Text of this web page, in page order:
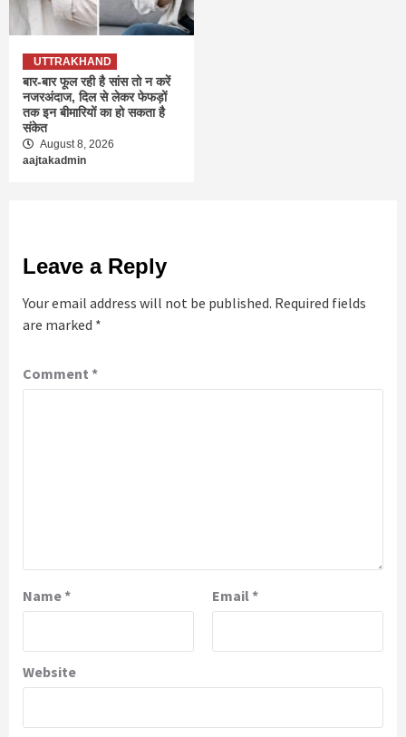
UTTRAKHAND
बार-बार फूल रही है सांस तो न करें
नजरअंदाज, दिल से लेकर फेफड़ों
तक इन बीमारियों का हो सकता है
संकेत
August 8, 2026
aajtakadmin
Leave a Reply
Your email address will not be published. Required fields
are marked *
Comment *
Name* Email*
Website